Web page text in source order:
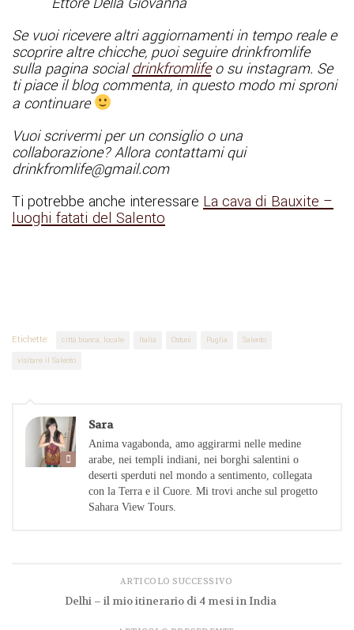
Se vuoi ricevere altri aggiornamenti in tempo reale e
scoprire altre chicche, puoi seguire drinkfromlife
sulla pagina socialdrinkfromlifeo su instagram. Se
ti piace il blog commenta, in questo modo mi sproni
a continuare
Vuoi scrivermi per un consiglio o una
collaborazione? Allora contattami qui
drinkfromlife@gmail.com
Ti potrebbe anche interessare La cava di Bauxite –
luoghi fatati del Salento
Etichette: città bianca. locale Italia Ostuni Puglia
Salento
visitare il Salento
Sara
Anima vagabonda, amo aggirarmi nelle medine
arabe, nei templi indiani, nei borghi salentini o
deserti sperduti nel mondo a sentimento, collegata
con la Terra e il Cuore. Mi trovi anche sul progetto
Sahara View Tours.
ARTICOLO SUCCESSIVO
Delhi – il mio itinerario di 4 mesi in India